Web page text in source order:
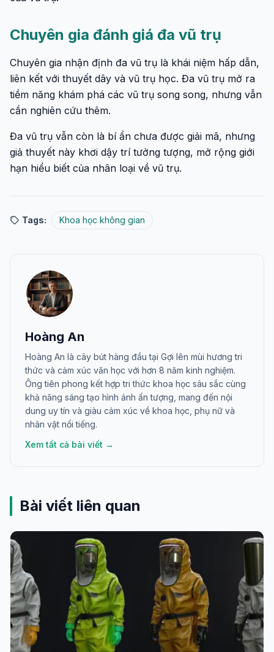
Chuyên gia đánh giá đa vũ trụ
Chuyên gia nhận định đa vũ trụ là khái niệm hấp dẫn,
liên kết với thuyết dây và vũ trụ học. Đa vũ trụ mở ra
tiềm năng khám phá các vũ trụ song song, nhưng vẫn
cần nghiên cứu thêm.
Đa vũ trụ vẫn còn là bí ẩn chưa được giải mã, nhưng
giả thuyết này khơi dậy trí tưởng tượng, mở rộng giới
hạn hiểu biết của nhân loại về vũ trụ.
Tags: Khoa học không gian
Hoàng An
Hoàng An là cây bút hàng đầu tại Gợi lên mùi hương tri
thức và cảm xúc văn học với hơn 8 năm kinh nghiệm.
Ông tiên phong kết hợp tri thức khoa học sâu sắc cùng
khả năng sáng tạo hình ảnh ấn tượng, mang đến nội
dung uy tín và giàu cảm xúc về khoa học, phụ nữ và
nhân vật nổi tiếng.
Xem tất cả bài viết →
Bài viết liên quan